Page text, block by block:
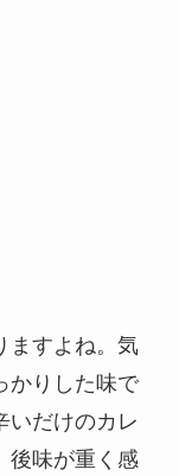
ますよね。気
かりした味で
いだけのカレ
後味が重く感